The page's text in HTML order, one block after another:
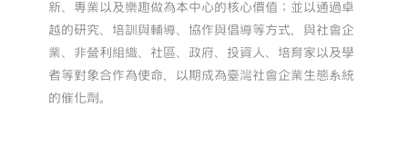
新、專業以及樂趣做為本中心的核心價值；並以通過卓
越的研究、培訓與輔導、協作與倡導等方式，與社會企
業、非營利組織、社區、政府、投資人、培育家以及學
者等對象合作為使命，以期成為臺灣社會企業生態系統
的催化劑。